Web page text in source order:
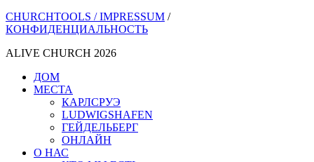
CHURCHTOOLS /IMPRESSUM /
КОНФИДЕНЦИАЛЬНОСТЬ
ALIVE CHURCH 2026
Закрыть
меню
ДОМ
МЕСТА
КАРЛСРУЭ
LUDWIGSHAFEN
ГЕЙДЕЛЬБЕРГ
ОНЛАЙН
О НАС